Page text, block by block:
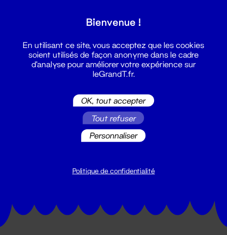
24 sept. 2022
Musique
We can be
heroes
24 sept. 2022
Bienvenue !
En utilisant ce site, vous acceptez que les cookies
soient utilisés de façon anonyme dans le cadre
d'analyse pour améliorer votre expérience sur
leGrandT.fr.
OK, tout accepter
Tout refuser
Personnaliser
Politique de confidentialité